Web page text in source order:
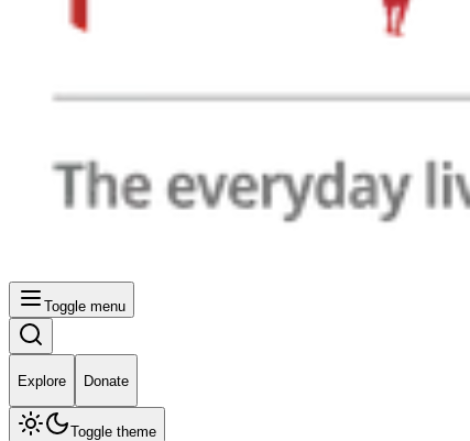
Toggle menu
Explore Donate
Toggle theme